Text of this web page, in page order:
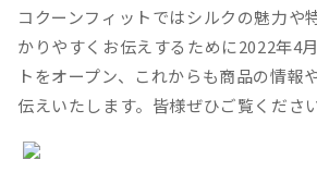
コクーンフィットではシルクの魅力や
かりやすくお伝えするために2022年4
トをオープン、これからも商品の情報
伝えいたします。皆様ぜひご覧くださ